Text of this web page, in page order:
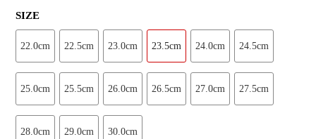
SIZE
22.0cm 22.5cm 23.0cm 23.5cm 24.0cm 24.5cm
25.0cm 25.5cm 26.0cm 26.5cm 27.0cm 27.5cm
28.0cm 29.0cm 30.0cm